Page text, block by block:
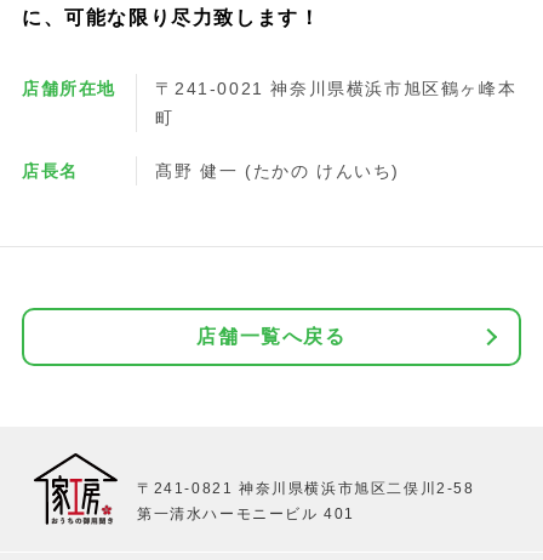
に、可能な限り尽力致します！
店舗所在地
〒241-0021 神奈川県横浜市旭区鶴ヶ峰本
町
店長名 髙野 健一 (たかの けんいち)
店舗一覧へ戻る
〒241-0821 神奈川県横浜市旭区二俣川2-58
第一清水ハーモニービル 401